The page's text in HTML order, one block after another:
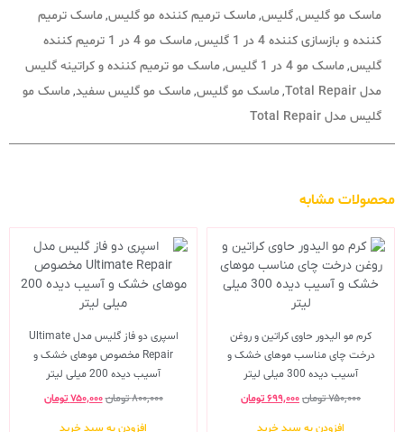
ماسک مو گلیس,گلیس,ماسک ترمیم کننده مو گلیس,ماسک ترمیم
‌کننده و بازسازی‌ کننده 4 در 1 گلیس
,
ماسک مو 4 در 1 ترمیم کننده
گلیس,ماسک مو 4 در 1 گلیس ,ماسک مو ترمیم کننده و کراتینه گلیس
مدل Total Repair
,ماسک مو گلیس,ماسک مو گلیس سفید,ماسک مو
گلیس مدل Total Repair
محصولات مشابه
کرم مو الیدور حاوی کراتین و روغن
درخت چای مناسب موهای خشک و
آسیب دیده 300 میلی لیتر
۷۵۰,۰۰۰تومان۶۹۹,۰۰۰تومان
افزودن به سبد خرید
اسپری دو فاز گلیس مدل Ultimate
Repair مخصوص موهای خشک و
آسیب دیده 200 میلی لیتر
۸۰۰,۰۰۰تومان۷۵۰,۰۰۰ تومان
افزودن به سبد خرید